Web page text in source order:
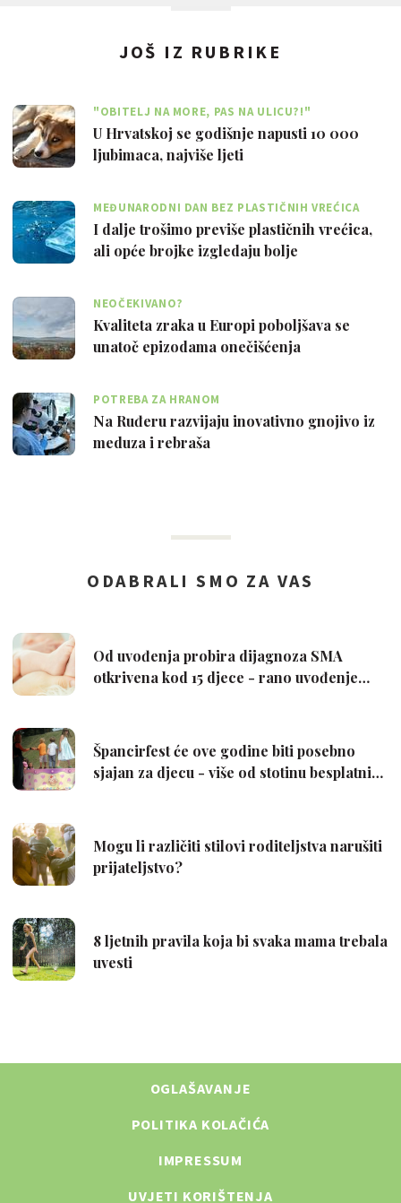
JOŠ IZ RUBRIKE
"OBITELJ NA MORE, PAS NA ULICU?!"
U Hrvatskoj se godišnje napusti 10 000
ljubimaca, najviše ljeti
MEĐUNARODNI DAN BEZ PLASTIČNIH VREĆICA
I dalje trošimo previše plastičnih vrećica,
ali opće brojke izgledaju bolje
NEOČEKIVANO?
Kvaliteta zraka u Europi poboljšava se
unatoč epizodama onečišćenja
POTREBA ZA HRANOM
Na Ruđeru razvijaju inovativno gnojivo iz
meduza i rebraša
OGLAŠAVANJE
POLITIKA KOLAČIĆA
IMPRESSUM
UVJETI KORIŠTENJA